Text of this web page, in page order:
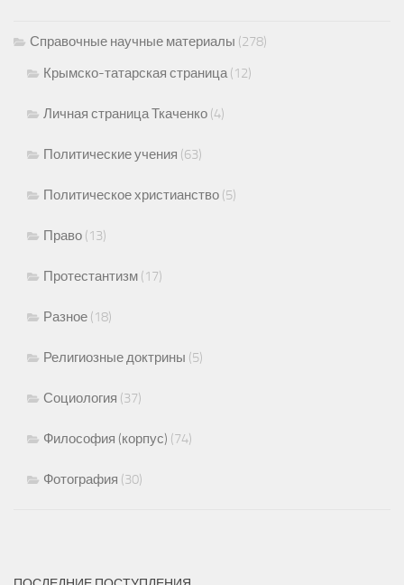
Справочные научные материалы (278)
Крымско-татарская страница(12)
Личная страница Ткаченко (4)
Политические учения (63)
Политическое христианство (5)
Право (13)
Протестантизм (17)
Разное (18)
Религиозные доктрины (5)
Социология (37)
Философия (корпус) (74)
Фотография (30)